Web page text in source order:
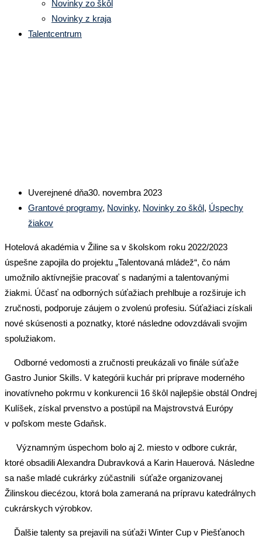
Novinky zo škôl
Novinky z kraja
Talentcentrum
Uverejnené dňa30. novembra 2023
Grantové programy, Novinky, Novinky zo škôl, Úspechy
žiakov
Hotelová akadémia v Žiline sa v školskom roku 2022/2023
úspešne zapojila do projektu „Talentovaná mládež“, čo nám
umožnilo aktívnejšie pracovať s nadanými a talentovanými
žiakmi. Účasť na odborných súťažiach prehlbuje a rozširuje ich
zručnosti, podporuje záujem o zvolenú profesiu. Súťažiaci získali
nové skúsenosti a poznatky, ktoré následne odovzdávali svojim
spolužiakom.
Odborné vedomosti a zručnosti preukázali vo finále súťaže
Gastro Junior Skills. V kategórii kuchár pri príprave moderného
inovatívneho pokrmu v konkurencii 16 škôl najlepšie obstál Ondrej
Kulíšek, získal prvenstvo a postúpil na Majstrovstvá Európy
v poľskom meste Gdaňsk.
Významným úspechom bolo aj 2. miesto v odbore cukrár,
ktoré obsadili Alexandra Dubravková a Karin Hauerová. Následne
sa naše mladé cukrárky zúčastnili súťaže organizovanej
Žilinskou diecézou, ktorá bola zameraná na prípravu katedrálnych
cukrárskych výrobkov.
Ďalšie talenty sa prejavili na súťaži Winter Cup v Piešťanoch